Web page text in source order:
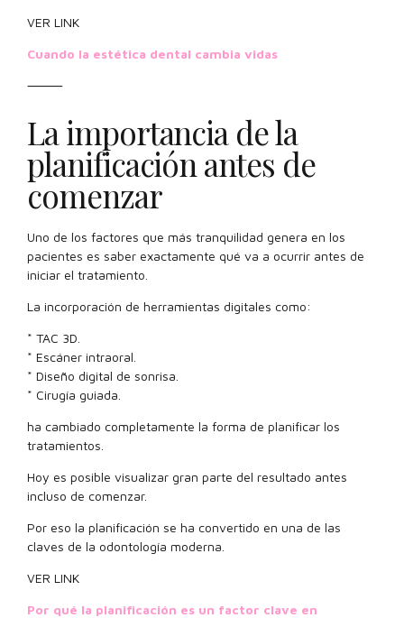
VER LINK
Cuando la estética dental cambia vidas
⸻
La importancia de la
planificación antes de
comenzar
Uno de los factores que más tranquilidad genera en los
pacientes es saber exactamente qué va a ocurrir antes de
iniciar el tratamiento.
La incorporación de herramientas digitales como:
* TAC 3D.
* Escáner intraoral.
* Diseño digital de sonrisa.
* Cirugía guiada.
ha cambiado completamente la forma de planificar los
tratamientos.
Hoy es posible visualizar gran parte del resultado antes
incluso de comenzar.
Por eso la planificación se ha convertido en una de las
claves de la odontología moderna.
VER LINK
Por qué la planificación es un factor clave en